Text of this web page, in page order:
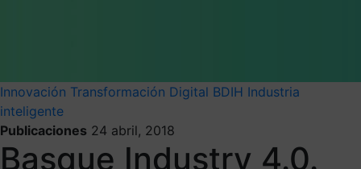
Innovación Transformación Digital BDIH Industria
inteligente
Publicaciones 24 abril, 2018
Basque Industry 4.0.